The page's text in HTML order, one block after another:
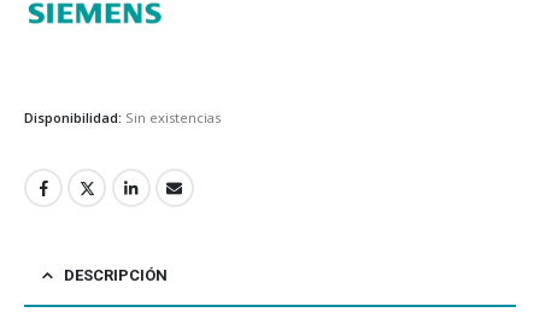
Disponibilidad: Sin existencias
DESCRIPCIÓN